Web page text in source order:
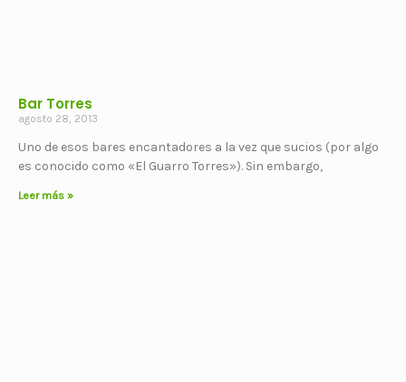
Bar Torres
agosto 28, 2013
Uno de esos bares encantadores a la vez que sucios (por algo
es conocido como «El Guarro Torres»). Sin embargo,
Leer más »